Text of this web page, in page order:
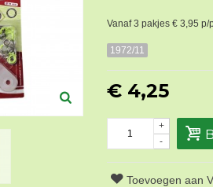
Vanaf 3 pakjes € 3,95 p/
1972/11
€ 4,25
-
+
Toevoegen aan